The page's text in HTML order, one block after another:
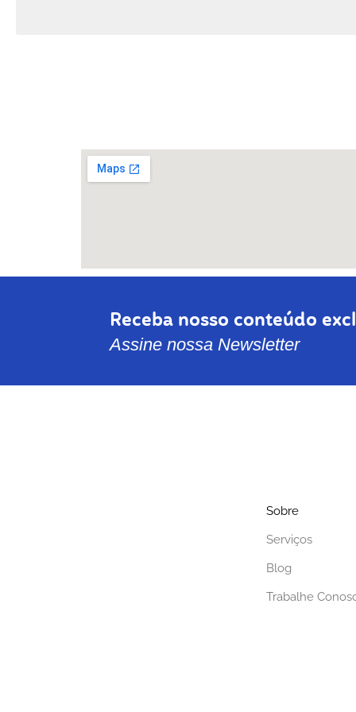
Receba nosso conteúdo
Assine nossa Newsletter
Sobre
Serviços
Blog
Trabalhe